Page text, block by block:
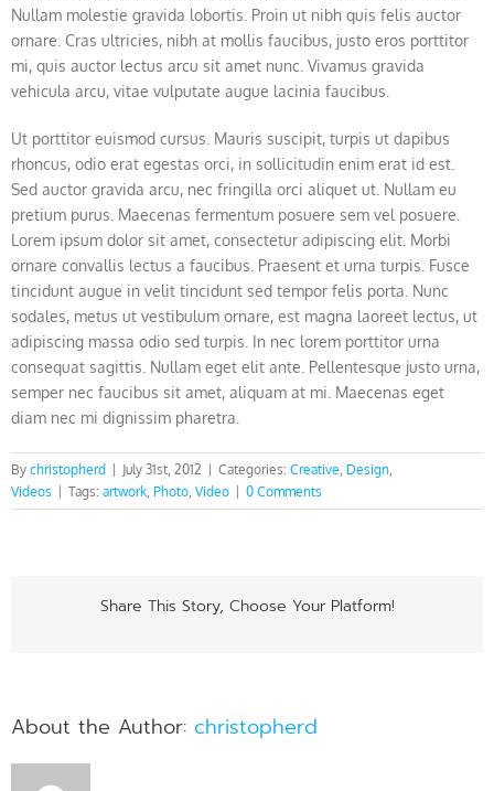
Nullam molestie gravida lobortis. Proin ut nibh quis felis auctor
ornare. Cras ultricies, nibh at mollis faucibus, justo eros porttitor
mi, quis auctor lectus arcu sit amet nunc. Vivamus gravida
vehicula arcu, vitae vulputate augue lacinia faucibus.
Ut porttitor euismod cursus. Mauris suscipit, turpis ut dapibus
rhoncus, odio erat egestas orci, in sollicitudin enim erat id est.
Sed auctor gravida arcu, nec fringilla orci aliquet ut. Nullam eu
pretium purus. Maecenas fermentum posuere sem vel posuere.
Lorem ipsum dolor sit amet, consectetur adipiscing elit. Morbi
ornare convallis lectus a faucibus. Praesent et urna turpis. Fusce
tincidunt augue in velit tincidunt sed tempor felis porta. Nunc
sodales, metus ut vestibulum ornare, est magna laoreet lectus, ut
adipiscing massa odio sed turpis. In nec lorem porttitor urna
consequat sagittis. Nullam eget elit ante. Pellentesque justo urna,
semper nec faucibus sit amet, aliquam at mi. Maecenas eget
diam nec mi dignissim pharetra.
By christopherd July 31st, 2012 Categories: Creative Design
Videos
Tags: artwork Photo Video 0 Comments
Share This Story, Choose Your Platform!
About the Author: christopherd